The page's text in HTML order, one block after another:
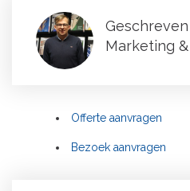
Marketing
Offerte aanvragen
Bezoek aanvragen